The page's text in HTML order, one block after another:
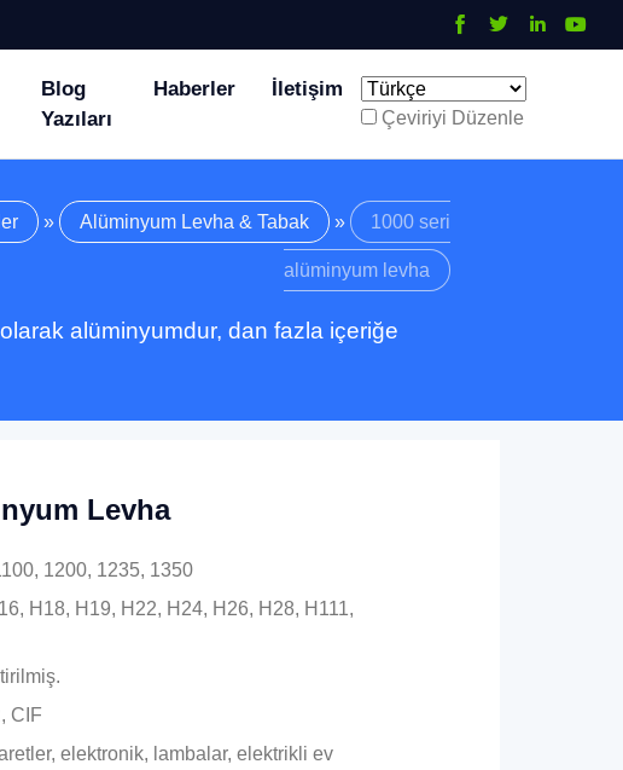
Blog
Yazıları
Haberler İletişim
Çeviriyi Düzenle
» Alüminyum Levha & Tabak » 1000 seri
alüminyum levha
alüminyumdur, dan fazla içeriğe
Levha
1200, 1235, 1350
H18, H19, H22, H24, H26, H28, H111,
CIF
elektronik, lambalar, elektrikli ev